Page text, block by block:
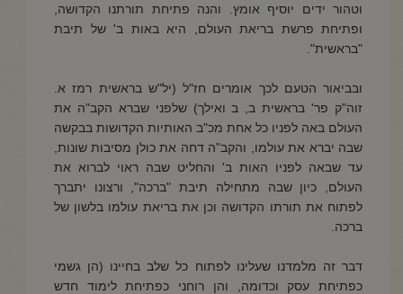
וטהור ידים יוסיף אומץ. והנה פתיחת תורתנו הקדושה,
ופתיחת פרשת בריאת העולם, היא באות ב' של תיבת
"בראשית".
ובביאור הטעם לכך אומרים חז"ל (יל"ש בראשית רמז א.
זוה"ק פר' בראשית ב, ב ואילך) שלפני שברא הקב"ה את
העולם באה לפניו כל אחת מכ"ב האותיות הקדושות בבקשה
שבה יברא את עולמו, והקב"ה דחה את כולן מסיבות שונות,
עד שבאה לפניו האות ב' והחליט שבה ראוי לברוא את
העולם, כיון שבה מתחילה תיבת "ברכה", ורצונו יתברך
לפתוח את תורתו הקדושה וכן את בריאת עולמו בלשון של
ברכה.
דבר זה מלמדנו שעלינו לפתוח כל שלב בחיינו (הן גשמי
כפתיחת עסק וכדומה, והן רוחני כפתיחת לימוד חדש